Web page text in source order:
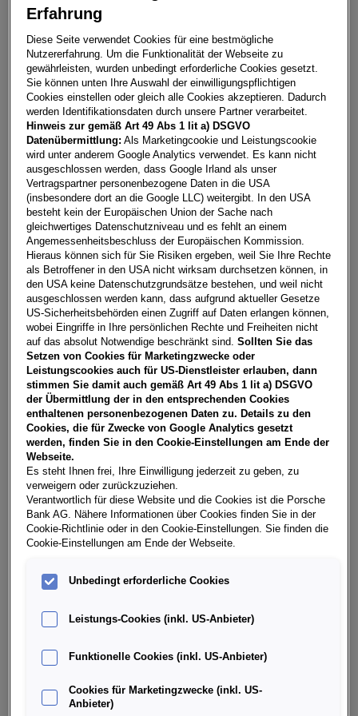
Kamiq Selection TSI
4400 Steyr
Leasing Kredit
€293,07**
pro Monat
Laufzeit
60 Monate
pro Jahr
15.000 km
Eigenleistung
€5.000
Händler kontaktieren
Online-Abschluss anfragen
**Freibleibendes Musterangebot für Mietleasing inkl. USt,
NoVA, zzgl. gesetzl. Vertragsgebühr EUR 149,06 und
Bearbeitungskosten EUR 0,00. Ihr Verkaufsberater freut
sich darauf, Ihnen ein individuelles Angebot erstellen zu
können.
Teilen PDF herunterladen
Weitere Infos & Daten
Fahrzeugdaten
Ausstattung
Finanzierung über die Porsche Bank
Händlerinformation
Erfahrung
Diese Seite verwendet Cookies für eine bestmögliche
Nutzererfahrung. Um die Funktionalität der Webseite zu
gewährleisten, wurden unbedingt erforderliche Cookies gesetzt.
Sie können unten Ihre Auswahl der einwilligungspflichtigen
Cookies einstellen oder gleich alle Cookies akzeptieren. Dadurch
werden Identifikationsdaten durch unsere Partner verarbeitet.
Hinweis zur gemäß Art 49 Abs 1 lit a) DSGVO
Datenübermittlung: Als Marketingcookie und Leistungscookie
wird unter anderem Google Analytics verwendet. Es kann nicht
ausgeschlossen werden, dass Google Irland als unser
Vertragspartner personenbezogene Daten in die USA
(insbesondere dort an die Google LLC) weitergibt. In den USA
besteht kein der Europäischen Union der Sache nach
gleichwertiges Datenschutzniveau und es fehlt an einem
Angemessenheitsbeschluss der Europäischen Kommission.
Hieraus können sich für Sie Risiken ergeben, weil Sie Ihre Rechte
als Betroffener in den USA nicht wirksam durchsetzen können, in
den USA keine Datenschutzgrundsätze bestehen, und weil nicht
ausgeschlossen werden kann, dass aufgrund aktueller Gesetze
US-Sicherheitsbehörden einen Zugriff auf Daten erlangen können,
wobei Eingriffe in Ihre persönlichen Rechte und Freiheiten nicht
auf das absolut Notwendige beschränkt sind.Sollten Sie das
Setzen von Cookies für Marketingzwecke oder
Leistungscookies auch für US-Dienstleister erlauben, dann
stimmen Sie damit auch gemäß Art 49 Abs 1 lit a) DSGVO
der Übermittlung der in den entsprechenden Cookies
enthaltenen personenbezogenen Daten zu. Details zu den
Cookies, die für Zwecke von Google Analytics gesetzt
werden, finden Sie in den Cookie-Einstellungen am Ende der
Webseite.
Es steht Ihnen frei, Ihre Einwilligung jederzeit zu geben, zu
verweigern oder zurückzuziehen.
Verantwortlich für diese Website und die Cookies ist die Porsche
Bank AG. Nähere Informationen über Cookies finden Sie in der
Cookie-Richtlinie oder in den Cookie-Einstellungen. Sie finden die
Cookie-Einstellungen am Ende der Webseite.
Unbedingt erforderliche Cookies
Leistungs-Cookies (inkl. US-Anbieter)
Funktionelle Cookies (inkl. US-Anbieter)
Cookies für Marketingzwecke (inkl. US-
Anbieter)